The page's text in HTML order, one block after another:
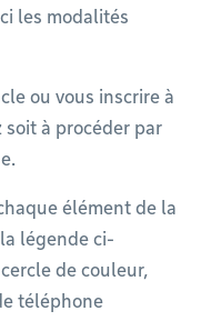
les modalités
ou vous inscrire à
à procéder par
élément de la
légende ci-
de couleur,
téléphone